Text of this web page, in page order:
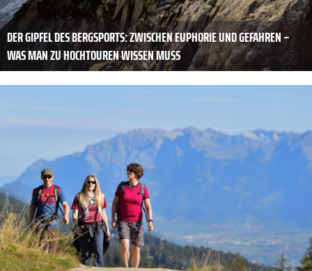
DER GIPFEL DES BERGSPORTS: ZWISCHEN EUPHORIE UND GEFAHREN –
WAS MAN ZU HOCHTOUREN WISSEN MUSS